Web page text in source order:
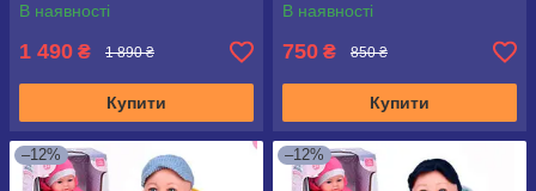
В наявності
1 490 ₴ 1 890 ₴
Купити
В наявності
750 ₴ 850 ₴
Купити
–12% –12%